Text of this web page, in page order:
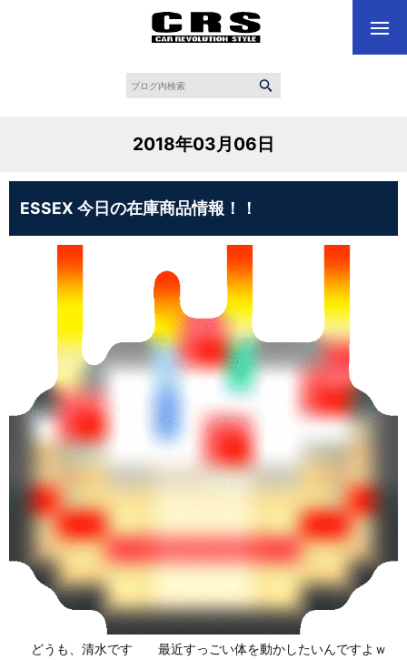
2018年03月06日
ESSEX 今日の在庫商品情報！！
どうも、清水です 最近すっごい体を動かしたいんですよｗ